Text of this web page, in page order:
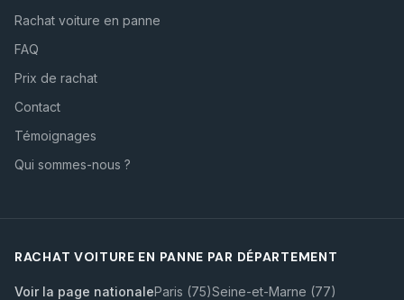
Rachat voiture en panne
FAQ
Prix de rachat
Contact
Témoignages
Qui sommes-nous ?
RACHAT VOITURE EN PANNE PAR DÉPARTEMENT
Voir la page nationaleParis (75)Seine-et-Marne (77)